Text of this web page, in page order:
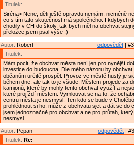
Titulek:
Siréna> Nene, děti ještě opravdu nemám, nicméně
co s tím tato skutečnost má společného. I kdybych
chodily v CH do školy, tak bych měl na obchvat
přeložce jsem psal výše ;)
odpovědět |
Autor: Robert
Titulek:
Mám pocit, že obchvat města není jen pro nynější
investice do budoucna. Dle mého názoru by
občanům určitě prospěl. Provoz ve městě hustý je
během dne, ale tak to je všude. Městem projede za
kamionů, které by mohly tento obchvat využít a
které projíždí městem. Vymlouvat se na to, že
centru města je nesmysl. Ten kdo se bude v
prohlédnout si ho, může z obchvatu sjet a dát se do
jsem jednoznačně pro obchvat a ne pro průtah,
nesmysl.
odpovědět |
Autor: Pepan
Titulek: Re: